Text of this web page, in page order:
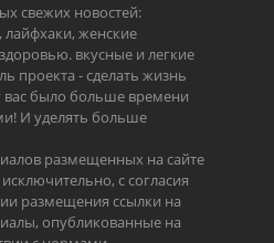
свежих новостей:
женские
вкусные и легкие
проекта - сделать жизнь
было больше времени
И уделять больше
размещенных на сайте
с согласия
размещения ссылки на
опубликованные на